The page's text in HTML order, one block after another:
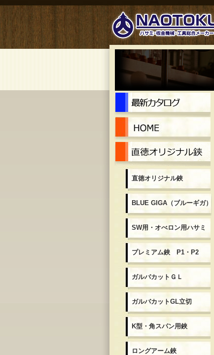
直徳オリジナル鋏
BLUE GIGA（ブルーギガ）
SW用・オべロン用ハサミ
プレミアム鋏 P1・P2
ガルバカットＧＬ
ガルバカットGL立切
K型・角スパン用鋏
ロングアーム鋏